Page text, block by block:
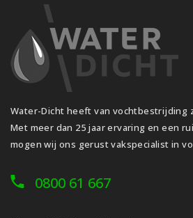
Water-Dicht heeft van vochtbestrijding
Met meer dan 25 jaar ervaring en een
mogen wij ons gerust vakspecialist in
0800 61 667